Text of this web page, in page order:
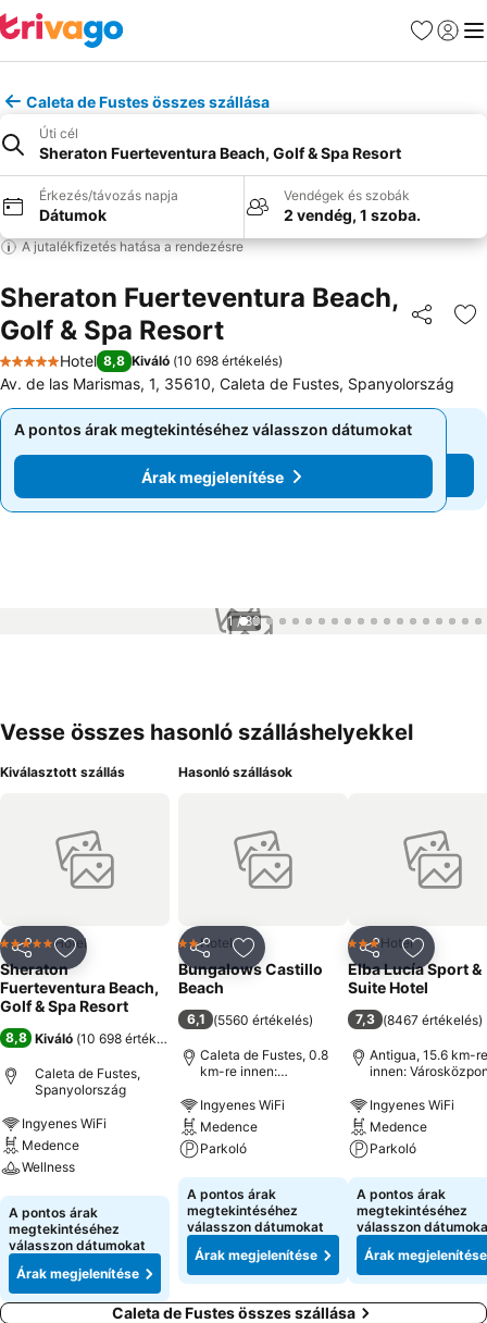
Kedvencek
Caleta de Fustes összes szállása
Úti cél
Sheraton Fuerteventura Beach, Golf & Spa Resort
Érkezés/távozás napja
Dátumok
Vendégek és szobák
2 vendég, 1 szoba.
A jutalékfizetés hatása a rendezésre
Sheraton Fuerteventura Beach,
Golf & Spa Resort
5 Kategória
Hotel 8,8 Kiváló (10 698 értékelés)
Av. de las Marismas, 1, 35610, Caleta de Fustes, Spanyolország
A pontos árak megtekintéséhez válasszon dátumokat
Árak megjelenítése
A pontos árak megtekintéséhez válasszon dátumokat
Árak megjelenítése
1 / 80
Vesse összes hasonló szálláshelyekkel
Kiválasztott szállás
MegosztásHozzáadás a kedvencekhez
5 KategóriaHotel
Sheraton
Fuerteventura Beach,
Golf & Spa Resort
8,8 Kiváló (10 698 értékelés
Caleta de Fustes,
Spanyolország
Ingyenes WiFi
Medence
Wellness
Árak megjelenítése
A pontos árak
megtekintéséhez
válasszon dátumokat
Árak megjelenítése
Hasonló szállások
MegosztásHozzáadás a kedvencekhez
2 Kategória
Hotel
Bungalows Castillo
Beach
6,1 (5560 értékelés)
Caleta de Fustes, 0.8
km-re innen:
Ingyenes WiFi
Medence
Parkoló
Árak megjelenítése
A pontos árak
megtekintéséhez
válasszon dátumokat
Árak megjelenítése
Megosztás
3 Kategória
Hotel
Elba Lucía Sport &
Suite Hotel
7,3 (8467 értékelés)
Antigua, 15.6 km-re
innen:
Ingyenes WiFi
Medence
Parkoló
Árak
A pontos árak
megtekintéséhez
válasszon
Árak megjelenítése
Caleta de Fustes összes szállása